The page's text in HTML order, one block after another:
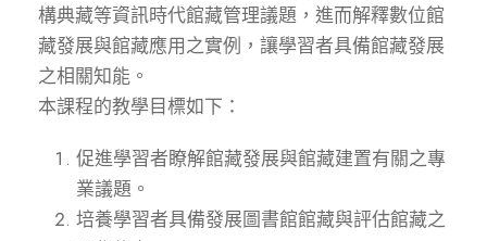
構典藏等資訊時代館藏管理議題，進而解釋數位館
藏發展與館藏應用之實例，讓學習者具備館藏發展
之相關知能。
本課程的教學目標如下：
促進學習者瞭解館藏發展與館藏建置有關之專
業議題。
培養學習者具備發展圖書館館藏與評估館藏之